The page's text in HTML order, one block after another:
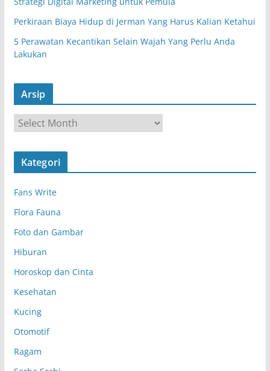
Perkiraan Biaya Hidup di Jerman Yang Harus Kalian Ketahui
5 Perawatan Kecantikan Selain Wajah Yang Perlu Anda
Lakukan
Arsip
r
s
Kategori
Fans Write
Flora Fauna
Foto dan Gambar
Hiburan
Horoskop dan Cinta
Kesehatan
Kucing
Otomotif
Ragam